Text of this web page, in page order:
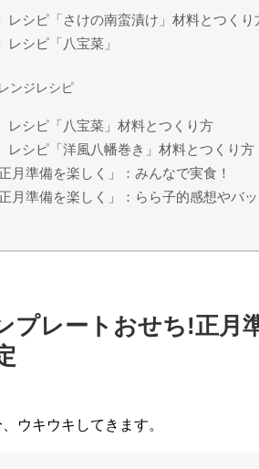
シピ「さけの南蛮漬け」材料とつくり
シピ「八宝菜」
ンジレシピ
レシピ「八宝菜」材料とつくり方
シピ「洋風八幡巻き」材料とつくり方
月準備を楽しく」：みんなで実食！
月準備を楽しく」：らら子的感想やバ
プレートおせち!正月
ウキウキしてきます。